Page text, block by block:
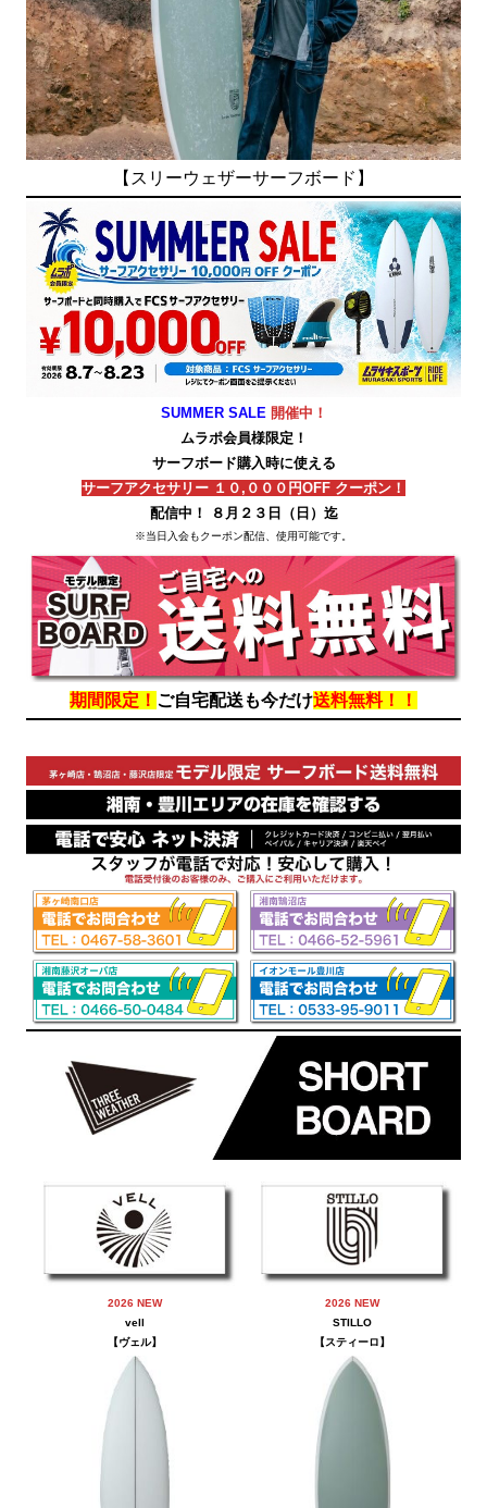
【スリーウェザーサーフボード】
SUMMER SALE 開催中！
ムラポ会員様限定！
サーフボード購入時に使える
サーフアクセサリー １０,０００円OFF クーポン！
配信中！ ８月２３日（日）迄
※当日入会もクーポン配信、使用可能です。
期間限定！ ご自宅配送も今だけ送料無料！！
2026 NEW
vell
【ヴェル】
2026 NEW
STILLO
【スティーロ】